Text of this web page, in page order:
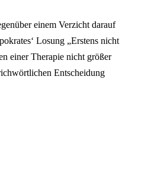
einem Verzicht darauf
Losung „Erstens nicht
einer Therapie nicht größer
Entscheidung